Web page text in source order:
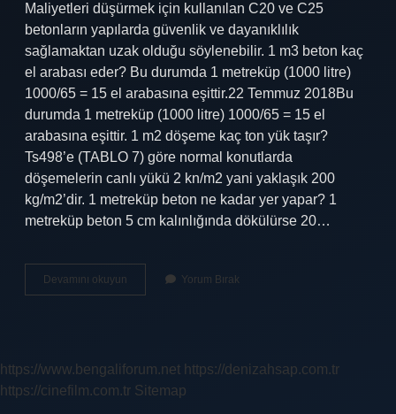
Maliyetleri düşürmek için kullanılan C20 ve C25
betonların yapılarda güvenlik ve dayanıklılık
sağlamaktan uzak olduğu söylenebilir. 1 m3 beton kaç
el arabası eder? Bu durumda 1 metreküp (1000 litre)
1000/65 = 15 el arabasına eşittir.22 Temmuz 2018Bu
durumda 1 metreküp (1000 litre) 1000/65 = 15 el
arabasına eşittir. 1 m2 döşeme kaç ton yük taşır?
Ts498’e (TABLO 7) göre normal konutlarda
döşemelerin canlı yükü 2 kn/m2 yani yaklaşık 200
kg/m2’dir. 1 metreküp beton ne kadar yer yapar? 1
metreküp beton 5 cm kalınlığında dökülürse 20…
Devamını okuyun
Beton
Yorum Bırak
https://www.bengaliforum.net https://denizahsap.com.tr
https://cinefilm.com.tr Sitemap